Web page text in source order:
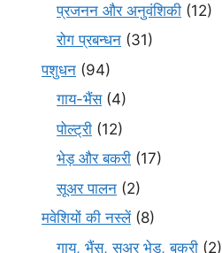
प्रजनन और अनुवंशिकी (12)
रोग प्रबन्धन (31)
पशुधन (94)
गाय-भैंस(4)
पोल्ट्री (12)
भेड़ और बकरी (17)
सूअर पालन (2)
मवेशियों की नस्लें(8)
गाय, भैंस, सुअर भेड़, बकरी (2)